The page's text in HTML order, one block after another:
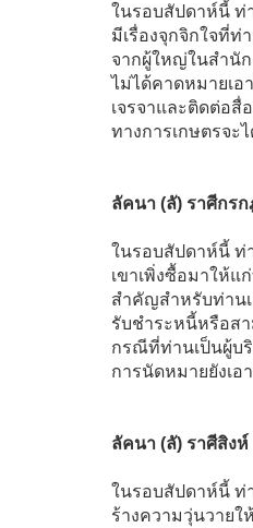
ในรอบสัปดาห์นี้ ท่
มีเรื่องจุกจิกใจที่
จากผู้ใหญ่ในสำนั
ไม่ได้คาดหมายเอ
เจรจาและติดต่อ
ทางการเกษตรจะ
ลัคนา (ลั) ราศีกร
ในรอบสัปดาห์นี้ ท่
เขาเพิ่งซื้อมาให้
สำคัญสำหรับท่านเ
รับชำระหนี้หรือส
กรณีที่ท่านเป็นผู้บริ
การนัดหมายยังเอ
ลัคนา (ลั) ราศีสิงห์
ในรอบสัปดาห์นี้ ท่
ร้างความวุ่นวาย